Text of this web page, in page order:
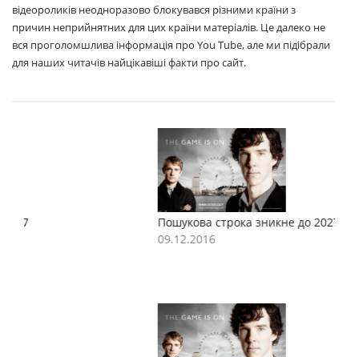
відеороликів неодноразово блокувався різними країни з
причин неприйнятних для цих країни матеріалів. Це далеко не
вся проголомшлива інформація про You Tube, але ми підібрали
для наших читачів найцікавіші факти про сайт.
Пошукова строка зникне до 2027